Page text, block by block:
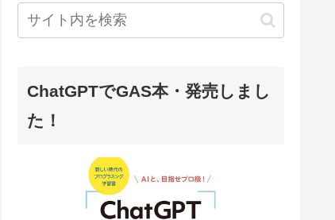
ChatGPTでGAS本・発売しまし
た！